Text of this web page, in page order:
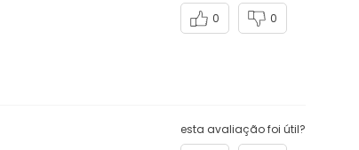
0
0
esta avaliação foi útil?